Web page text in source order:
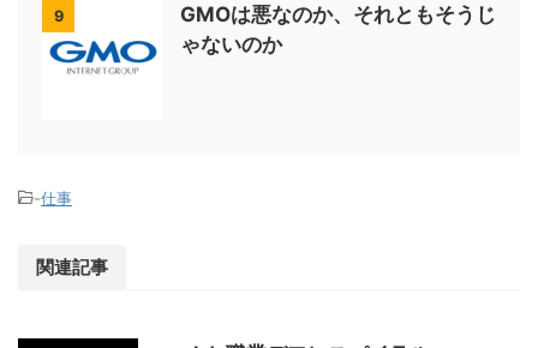
9
GMOは悪なのか、それともそうじ
ゃないのか
-仕事
関連記事